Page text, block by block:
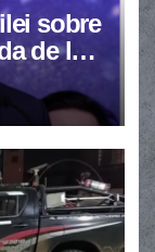
sobre
de las